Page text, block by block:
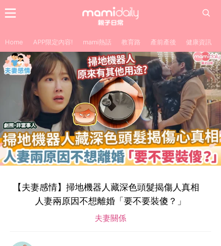
Home APP限定內容! mami熱話 教育路 產前產後 健康資訊
【夫妻感情】掃地機器人藏深色頭髮揭傷人真相
人妻兩原因不想離婚「要不要裝傻？」
夫妻關係